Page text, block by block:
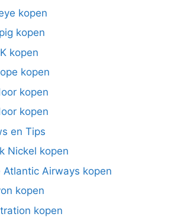
kopen
kopen
kopen
kopen
kopen
kopen
en Tips
Nickel kopen
Atlantic Airways kopen
kopen
kopen